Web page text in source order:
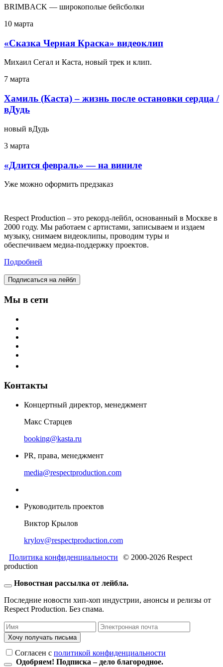
BRIMBACK — широкополые бейсболки
10 марта
«Сказка Черная Краска» видеоклип
Михаил Сегал и Каста, новый трек и клип.
7 марта
Хамиль (Каста) – жизнь после остановки сердца /
вДудь
новый вДудь
3 марта
«Длится февраль» — на виниле
Уже можно оформить предзаказ
Respect Production – это рекорд-лейбл, основанный в Москве в
2000 году. Мы работаем с артистами, записываем и издаем
музыку, снимаем видеоклипы, проводим туры и
обеспечиваем медиа-поддержку проектов.
Подробней
Подписаться на лейбл
Мы в сети
Контакты
Концертный директор, менеджмент
Макс Старцев
booking@kasta.ru
PR, права, менеджмент
media@respectproduction.com
Руководитель проектов
Виктор Крылов
krylov@respectproduction.com
Политика конфиденциальности
© 2000-2026 Respect
production
Новостная рассылка от лейбла.
Последние новости хип-хоп индустрии, анонсы и релизы от
Respect Production. Без спама.
Хочу получать письма
Согласен c политикой конфиденциальности
Одобряем! Подписка – дело благородное.